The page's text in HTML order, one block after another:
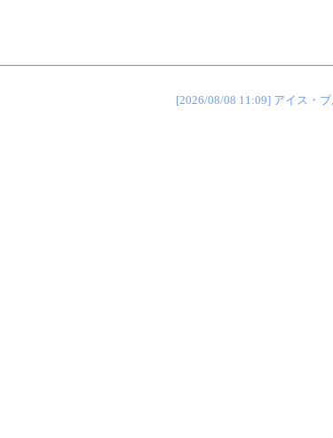
[2026/08/08 11:09] アイス・